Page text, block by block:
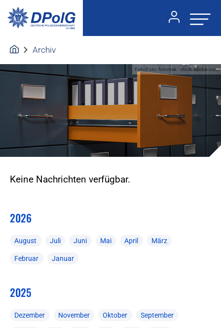
Archiv
Foto:Foto: fotomek - stock.adobe.com
Keine Nachrichten verfügbar.
2026
August Juli Juni Mai April März
Februar Januar
2025
Dezember November Oktober September